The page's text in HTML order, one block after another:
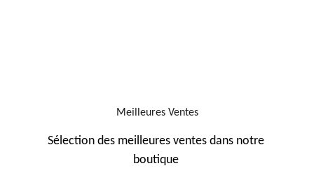
Meilleures Ventes
Sélection des meilleures ventes dans notre
boutique